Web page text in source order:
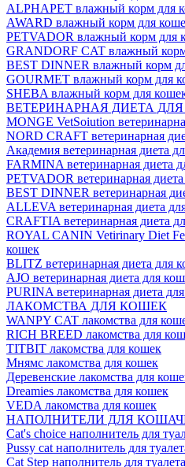
ALPHAPET влажный корм для
AWARD влажный корм для
PETVADOR влажный корм для
GRANDORF CAT влажный
BEST DINNER влажный корм
GOURMET влажный корм для
SHEBA влажный корм для
ВЕТЕРИНАРНАЯ ДИЕТА
MONGE VetSoiution
NORD CRAFT ветеринарная
Академия ветеринарная диета
FARMINA ветеринарная диета
PETVADOR ветеринарная
BEST DINNER ветеринарная
ALLEVA ветеринарная диета
CRAFTIA ветеринарная диета
ROYAL CANIN Vetirinary Diet
кошек
BLITZ ветеринарная диета для
AJO ветеринарная диета для
PURINA ветеринарная диета
ЛАКОМСТВА ДЛЯ КОШЕК
WANPY CAT лакомства для
RICH BREED лакомства для
TITBIT лакомства для кошек
Мнямс лакомства для кошек
Деревенские лакомства для
Dreamies лакомства для кошек
VEDA лакомства для кошек
НАПОЛНИТЕЛИ ДЛЯ
Cat's choice наполнитель для
Pussy cat наполнитель для
Cat Step наполнитель для туалета